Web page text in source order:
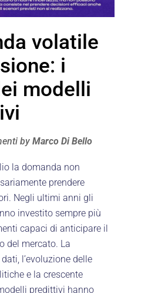
volatile
i
modelli
by Marco Di Bello
la domanda non
prendere
Negli ultimi anni gli
investito sempre più
capaci di anticipare il
del mercato. La
l’evoluzione delle
e la crescente
predittivi hanno